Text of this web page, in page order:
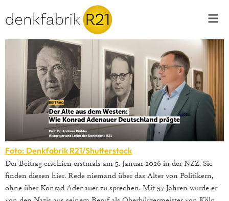
Foto: Denkfabrik R21/Shutterstock
Der Beitrag erschien erstmals am 5. Januar 2026 in der NZZ. Sie
finden diesen hier. Rede niemand über das Alter von Politikern,
ohne über Konrad Adenauer zu sprechen. Mit 57 Jahren wurde er